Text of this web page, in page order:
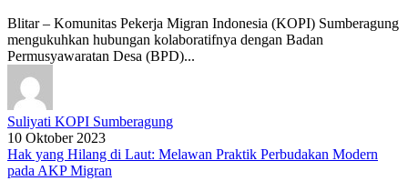
Blitar – Komunitas Pekerja Migran Indonesia (KOPI) Sumberagung
mengukuhkan hubungan kolaboratifnya dengan Badan
Permusyawaratan Desa (BPD)...
Suliyati KOPI Sumberagung
10 Oktober 2023
Hak yang Hilang di Laut: Melawan Praktik Perbudakan Modern
pada AKP Migran